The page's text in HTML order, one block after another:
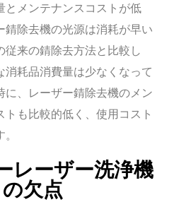
とメンテナンスコストが低
錆除去機の光源は消耗が早い
従来の錆除去方法と比較し
消耗品消費量は少なくなって
に、レーザー錆除去機のメン
トも比較的低く、使用コスト
レーザー洗浄機
の欠点